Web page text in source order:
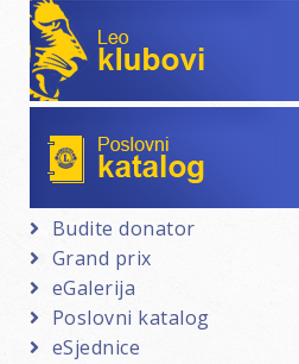
Leo klubovi
Budite donator
Grand prix
eGalerija
Poslovni katalog
eSjednice